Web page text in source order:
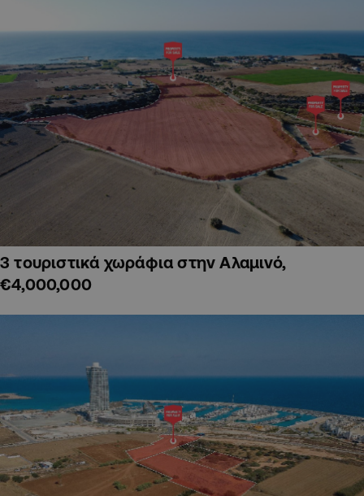
3 τουριστικά χωράφια στην Αλαμινό,
€4,000,000